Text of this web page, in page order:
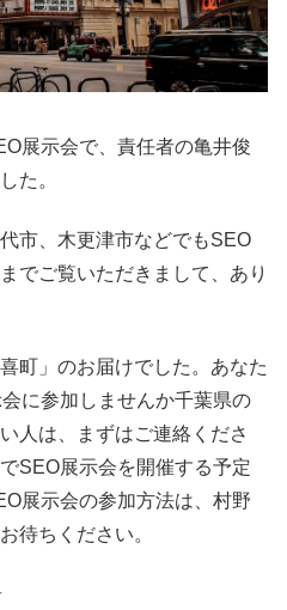
展示会で、責任者の亀井俊
た。
市、木更津市などでもSEO
でご覧いただきまして、あり
町」のお届けでした。あなた
に参加しませんか千葉県の
人は、まずはご連絡くださ
SEO展示会を開催する予定
展示会の参加方法は、村野
待ちください。